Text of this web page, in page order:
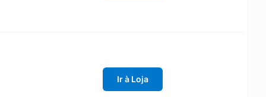
Ir à Loja